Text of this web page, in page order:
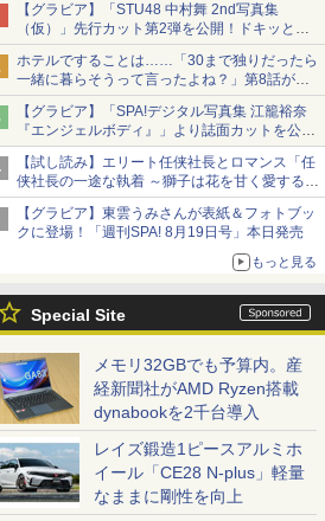
【グラビア】「STU48 中村舞 2nd写真集
（仮）」先行カット第2弾を公開！ドキッとす
るランジェリーカットなど新たな挑戦
ホテルですることは……「30まで独りだったら
一緒に暮らそうって言ったよね？」第8話が無
料公開。一緒にお風呂！
【グラビア】「SPA!デジタル写真集 江籠裕奈
『エンジェルボディ』」より誌面カットを公
開！
【試し読み】エリート任侠社長とロマンス「任
侠社長の一途な執着 ～獅子は花を甘く愛する
～」をメチャコミで先行配信開始
【グラビア】東雲うみさんが表紙＆フォトブッ
クに登場！「週刊SPA! 8月19日号」本日発売
もっと見る
Special Site
メモリ32GBでも予算内。産
経新聞社がAMD Ryzen搭載
dynabookを2千台導入
レイズ鍛造1ピースアルミホ
イール「CE28 N-plus」軽量
なままに剛性を向上